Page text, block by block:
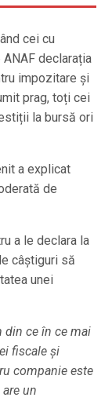
cei cu
declarația
impozitare și
prag, toți cei
la bursă ori
a explicat
de
a le declara la
câștiguri să
unei
din ce în ce mai
fiscale și
companie este
un